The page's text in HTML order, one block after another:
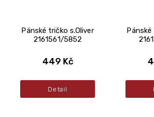
Pánské tričko s.Oliver
2161561/5852
449 Kč
Detail
Pánské